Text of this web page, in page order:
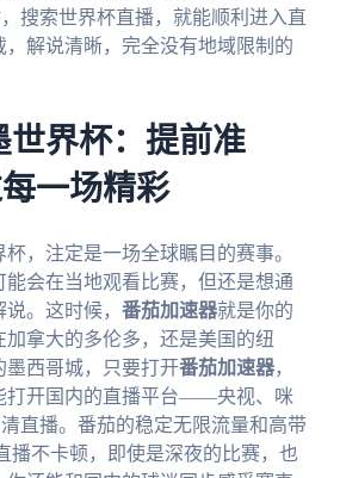
搜索世界杯直播，就能顺利进入直
解说清晰，完全没有地域限制的
世界杯：提前准
一场精彩
，注定是一场全球瞩目的赛事。
会在当地观看比赛，但还是想通
。这时候， 番茄加速器就是你的
拿大的多伦多，还是美国的纽
西哥城，只要打开番茄加速器，
打开国内的直播平台——央视、咪
直播。番茄的稳定无限流量和高带
播不卡顿，即使是深夜的比赛，也